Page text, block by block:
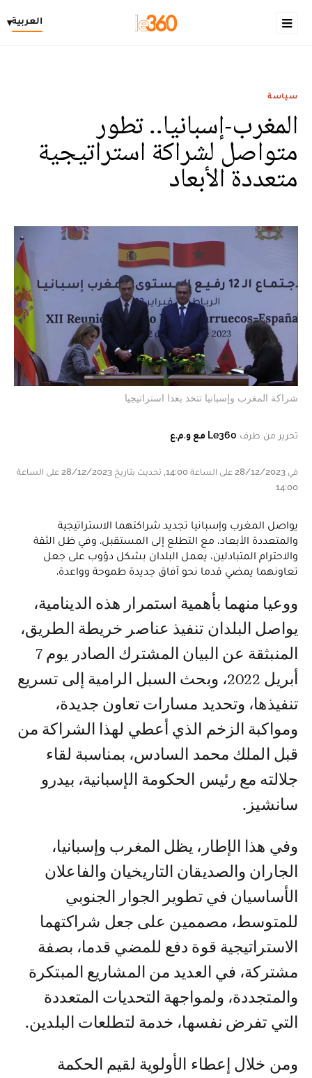
العربية▾
سياسة
المغرب-إسبانيا.. تطور
متواصل لشراكة استراتيجية
متعددة الأبعاد
شراكة المغرب وإسبانيا تتخذ بعدا استراتيجيا
تحرير من طرف Le360 مع و.م.ع
في 28/12/2023 على الساعة 14:00, تحديث بتاريخ 28/12/2023 على الساعة
14:00
يواصل المغرب وإسبانيا تجديد شراكتهما الاستراتيجية
والمتعددة الأبعاد، مع التطلع إلى المستقبل. وفي ظل الثقة
والاحترام المتبادلين، يعمل البلدان بشكل دؤوب على جعل
تعاونهما يمضي قدما نحو آفاق جديدة طموحة وواعدة.
ووعيا منهما بأهمية استمرار هذه الدينامية،
يواصل البلدان تنفيذ عناصر خريطة الطريق،
المنبثقة عن البيان المشترك الصادر يوم 7
أبريل 2022، وبحث السبل الرامية إلى تسريع
تنفيذها، وتحديد مسارات تعاون جديدة،
ومواكبة الزخم الذي أعطي لهذا الشراكة من
قبل الملك محمد السادس، بمناسبة لقاء
جلالته مع رئيس الحكومة الإسبانية، بيدرو
سانشيز.
وفي هذا الإطار، يظل المغرب وإسبانيا،
الجاران والصديقان التاريخيان والفاعلان
الأساسيان في تطوير الجوار الجنوبي
للمتوسط، مصممين على جعل شراكتهما
الاستراتيجية قوة دفع للمضي قدما، بصفة
مشتركة، في العديد من المشاريع المبتكرة
والمتجددة، ولمواجهة التحديات المتعددة
التي تفرض نفسها، خدمة لتطلعات البلدين.
ومن خلال إعطاء الأولوية لقيم الحكمة